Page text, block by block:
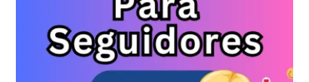
PMF FAQs
Política de privacidad